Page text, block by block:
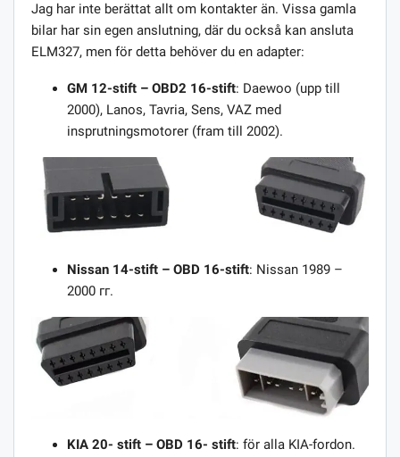
Jag har inte berättat allt om kontakter än. Vissa gamla
bilar har sin egen anslutning, där du också kan ansluta
ELM327, men för detta behöver du en adapter:
GM 12-stift – OBD2 16-stift: Daewoo (upp till
2000), Lanos, Tavria, Sens, VAZ med
insprutningsmotorer (fram till 2002).
Nissan 14-stift – OBD 16-stift: Nissan 1989 –
2000 гг.
KIA 20- stift – OBD 16- stift: för alla KIA-fordon.